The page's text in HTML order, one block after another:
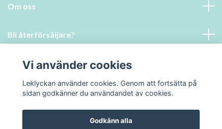
Om oss
Bli återförsäljare?
Läs mer
Sociala medier
Vi använder cookies
Leklyckan använder cookies. Genom att fortsätta på
sidan godkänner du användandet av cookies.
Godkänn alla